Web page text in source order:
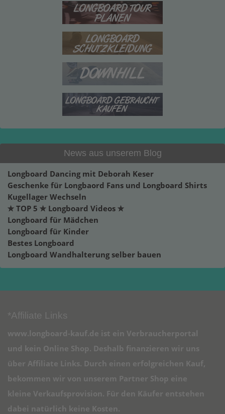
News aus unserem Blog
Longboard Dancing mit Deborah Keser
Geschenke für Longbaord Fans und Longboard Shirts
Kugellager Wechseln
✮ TOP 5 ✮ Longboard Videos ✮
Longboard für Mädchen
Longboard für Kinder
Bestes Longboard
Longboard Wandhalterung selber bauen
*Affiliate Links
www.longboard-kauf.de ist ein Verbraucherportal
und kein Online Shop. Deshalb finanzieren wir uns
über Affiliate Links. Durch einen erfolgreichen Kauf,
bekommen wir von unserem Partner Shop eine
kleine Verkaufsprovision. Für den Käufer entstehen
dabei natürlich keine Kosten.